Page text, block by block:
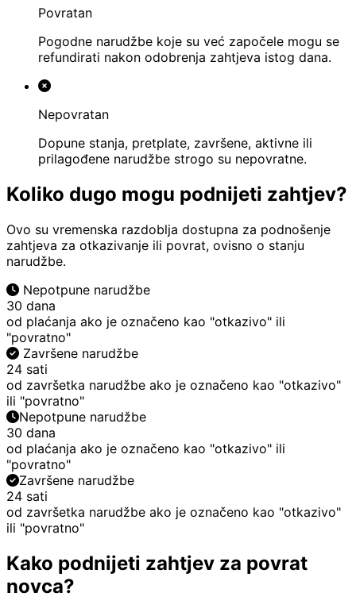
Povratan
Pogodne narudžbe koje su već započele mogu se
refundirati nakon odobrenja zahtjeva istog dana.
Nepovratan
Dopune stanja, pretplate, završene, aktivne ili
prilagođene narudžbe strogo su nepovratne.
Koliko dugo mogu podnijeti zahtjev?
Ovo su vremenska razdoblja dostupna za podnošenje
zahtjeva za otkazivanje ili povrat, ovisno o stanju
narudžbe.
Nepotpune narudžbe
30 dana
od plaćanja ako je označeno kao "otkazivo" ili
"povratno"
Završene narudžbe
24 sati
od završetka narudžbe ako je označeno kao "otkazivo"
ili "povratno"
Nepotpune narudžbe
30 dana
od plaćanja ako je označeno kao "otkazivo" ili
"povratno"
Završene narudžbe
24 sati
od završetka narudžbe ako je označeno kao "otkazivo"
ili "povratno"
Kako podnijeti zahtjev za povrat
novca?